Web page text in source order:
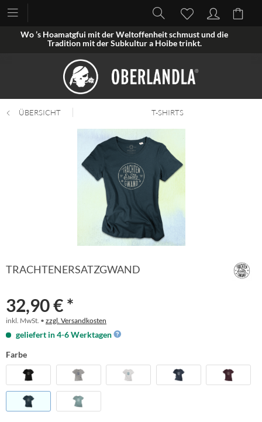
Wo ’s Hoamatgfui mit der Weltoffenheit schmust und die
Tradition mit der Subkultur a Hoibe trinkt.
ÜBERSICHT T-SHIRTS
TRACHTENERSATZGWAND
32,90 € *
inkl. MwSt. • zzgl. Versandkosten
geliefert in 4-6 Werktagen
Farbe